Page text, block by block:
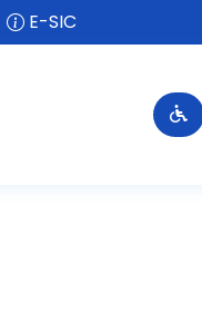
E-SIC